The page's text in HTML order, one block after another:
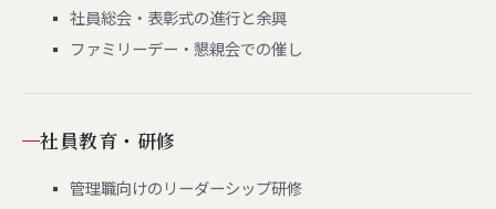
社員総会・表彰式の進行と余興
ファミリーデー・懇親会での催し
社員教育・研修
管理職向けのリーダーシップ研修